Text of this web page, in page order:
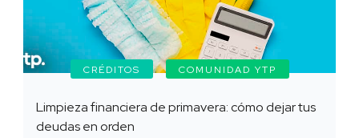
CRÉDITOS COMUNIDAD YTP
Limpieza financiera de primavera: cómo dejar tus
deudas en orden